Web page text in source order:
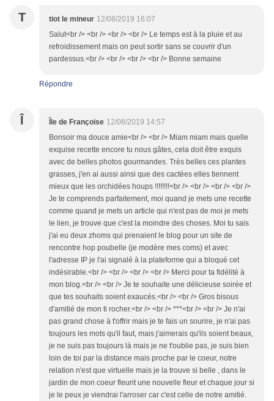
T tiot le mineur 12/08/2019 16:07
Salut<br /> <br /> <br /> <br /> Le temps est à la pluie et au
refroidissement mais on peut sortir sans se couvrir d'un
pardessus.<br /> <br /> <br /> <br /> Bonne semaine
Répondre
Î Île de Françoise 12/08/2019 14:57
Bonsoir ma douce amie<br /> <br /> Miam miam mais quelle
exquise recette encore tu nous gâtes, cela doit être exquis
avec de belles photos gourmandes. Très belles ces plantes
grasses, j'en ai aussi ainsi que des cactées elles tiennent
mieux que les orchidées houps !!!!!!!!<br /> <br /> <br /> <br />
Je te comprends parfaitement, moi quand je mets une recette
comme quand je mets un article qui n'est pas de moi je mets
le lien, je trouve que c'est la moindre des choses. Moi tu sais
j'ai eu deux zhoms qui prenaient le blog pour un site de
rencontre hop poubelle (je modère mes coms) et avec
l'adresse IP je l'ai signalé à la plateforme qui a bloqué cet
indésirable.<br /> <br /> <br /> <br /> Merci pour ta fidélité à
mon blog.<br /> <br /> Je te souhaite une délicieuse soirée et
que tes souhaits soient exaucés.<br /> <br /> Gros bisous
d'amitié de mon ti rocher.<br /> <br /> ***<br /> <br /> Je n'ai
pas grand chose à t'offrir mais je te fais un sourire, je n'ai pas
toujours les mots qu'il faut, mais j'aimerais qu'ils soient beaux,
je ne suis pas toujours là mais je ne t'oublie pas, je suis bien
loin de toi par la distance mais proche par le coeur, notre
relation n'est que virtuelle mais je la trouve si belle , dans le
jardin de mon coeur fleurit une nouvelle fleur et chaque jour si
je le peux je viendrai l'arroser car c'est celle de notre amitié.